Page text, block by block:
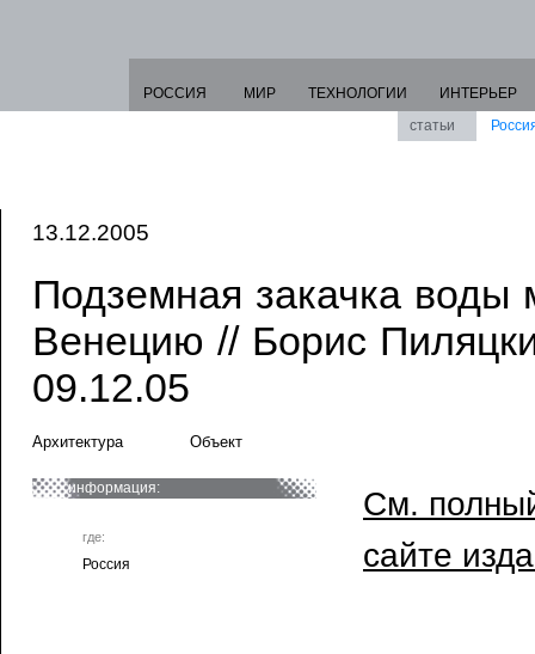
РОССИЯ МИР ТЕХНОЛОГИИ
ИНТЕРЬЕР
статьи
13.12.2005
Подземная закачка воды
Венецию // Борис
09.12.05
Архитектура Объект
информация:
где:
Россия
См.
сайте